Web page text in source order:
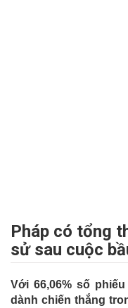
Pháp có tổng
sử sau cuộc
Với 66,06% số
dành chiến thắng